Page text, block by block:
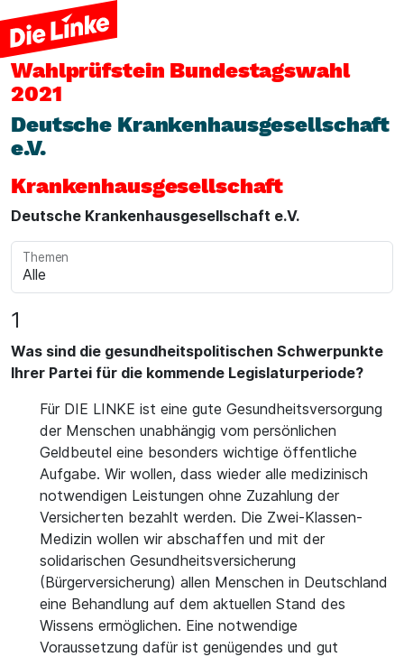
Wahlprüfstein Bundestagswahl
2021
Deutsche Krankenhausgesellschaft
e.V.
Krankenhausgesellschaft
Deutsche Krankenhausgesellschaft e.V.
Themen
1
Was sind die gesundheitspolitischen Schwerpunkte
Ihrer Partei für die kommende Legislaturperiode?
Für DIE LINKE ist eine gute Gesundheitsversorgung
der Menschen unabhängig vom persönlichen
Geldbeutel eine besonders wichtige öffentliche
Aufgabe. Wir wollen, dass wieder alle medizinisch
notwendigen Leistungen ohne Zuzahlung der
Versicherten bezahlt werden. Die Zwei-Klassen-
Medizin wollen wir abschaffen und mit der
solidarischen Gesundheitsversicherung
(Bürgerversicherung) allen Menschen in Deutschland
eine Behandlung auf dem aktuellen Stand des
Wissens ermöglichen. Eine notwendige
Voraussetzung dafür ist genügendes und gut